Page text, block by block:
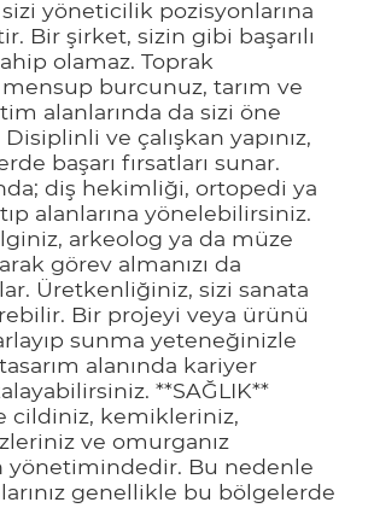
yöneticilik pozisyonlarına
Bir şirket, sizin gibi başarılı
olamaz. Toprak
burcunuz, tarım ve
alanlarında da sizi öne
Disiplinli ve çalışkan yapınız,
başarı fırsatları sunar.
diş hekimliği, ortopedi ya
alanlarına yönelebilirsiniz.
arkeolog ya da müze
görev almanızı da
Üretkenliğiniz, sizi sanata
Bir projeyi veya ürünü
sunma yeteneğinizle
alanında kariyer
**SAĞLIK**
cildiniz, kemikleriniz,
ve omurganız
yönetimindedir. Bu nedenle
genellikle bu bölgelerde